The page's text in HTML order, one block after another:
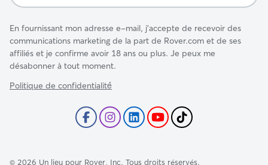
En fournissant mon adresse e-mail, j'accepte de recevoir des
communications marketing de la part de Rover.com et de ses
affiliés et je confirme avoir 18 ans ou plus. Je peux me
désabonner à tout moment.
Politique de confidentialité́
© 2026 Un lieu pour Rover, Inc. Tous droits réservés.